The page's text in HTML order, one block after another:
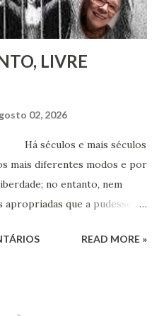
LIVRE
02, 2026
séculos e mais séculos
mais diferentes modos e por
no entanto, nem
apropriadas que a pudessem
Mesmo civilizações,
READ MORE »